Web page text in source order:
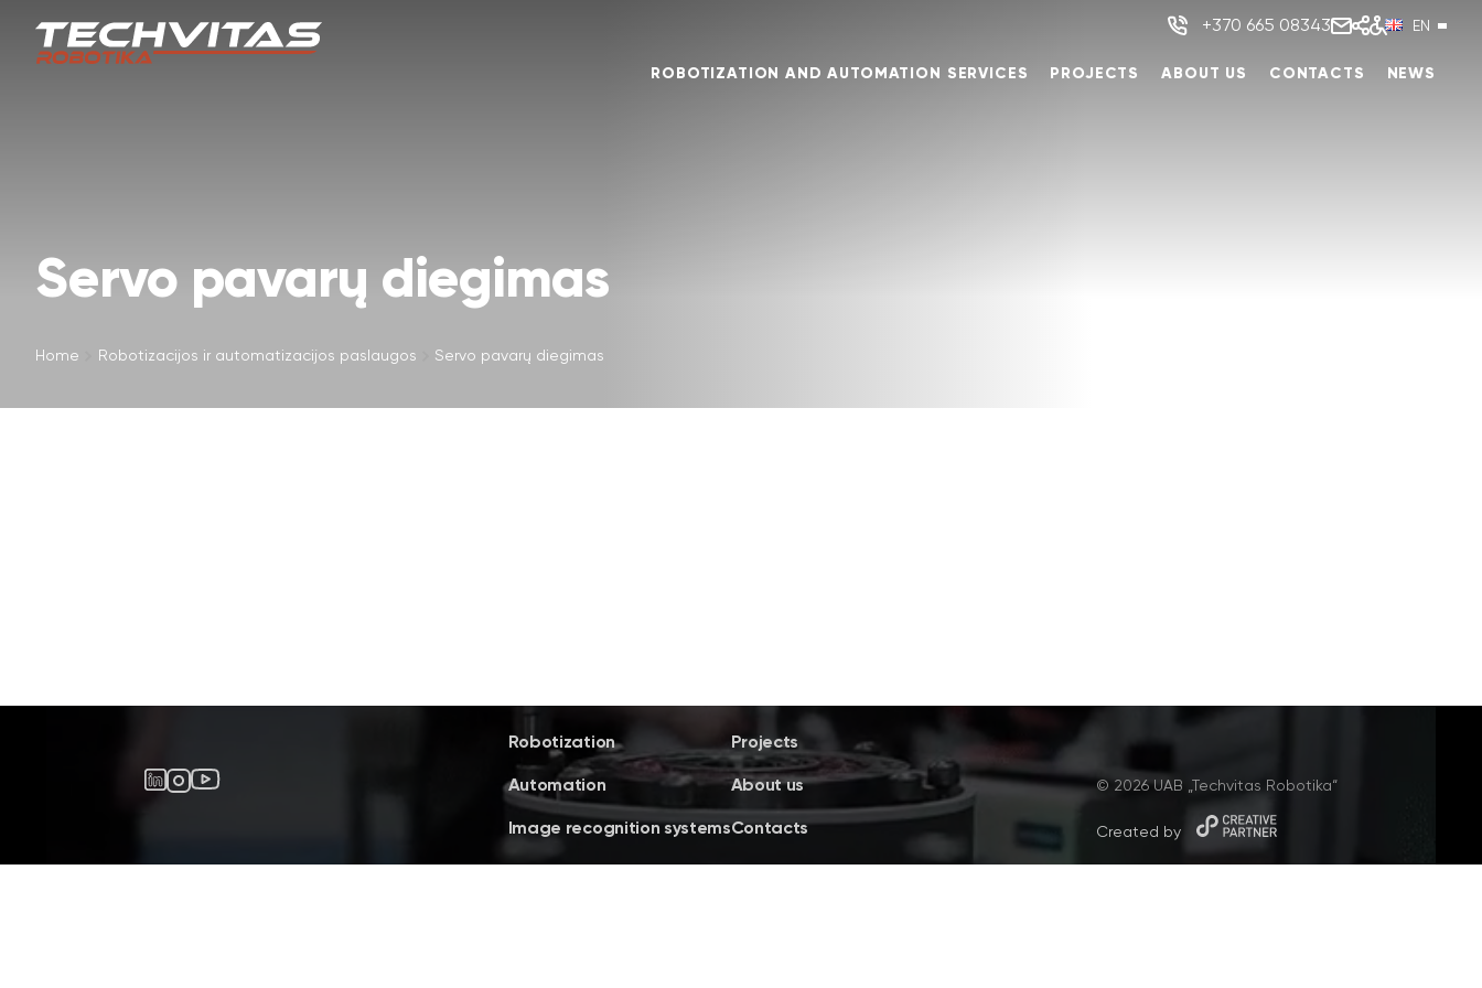
+370 665 08343 EN
ROBOTIZATION AND AUTOMATION SERVICES PROJECTS ABOUT US CONTACTS NEWS
Servo pavarų diegimas
Home Robotizacijos ir automatizacijos paslaugos Servo pavarų diegimas
Robotization
Automation
Image recognition systems
Projects
About us
Contacts
© 2026 UAB „Techvitas Robotika“
Created by